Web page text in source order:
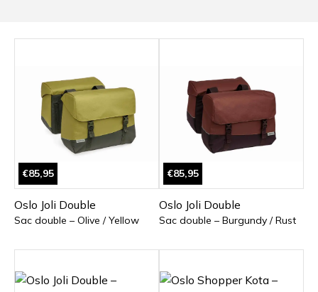
€85,95
Oslo Joli Double
Sac double – Olive / Yellow
€85,95
Oslo Joli Double
Sac double – Burgundy / Rust